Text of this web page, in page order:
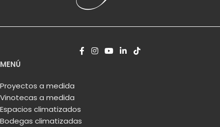
MENÚ
Proyectos a medida
Vinotecas a medida
Espacios climatizados
Bodegas climatizadas